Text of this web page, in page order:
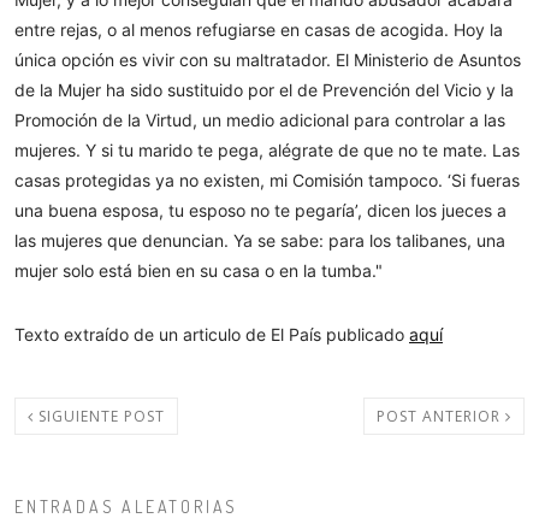
entre rejas, o al menos refugiarse en casas de acogida. Hoy la
única opción es vivir con su maltratador. El Ministerio de Asuntos
de la Mujer ha sido sustituido por el de Prevención del Vicio y la
Promoción de la Virtud, un medio adicional para controlar a las
mujeres. Y si tu marido te pega, alégrate de que no te mate. Las
casas protegidas ya no existen, mi Comisión tampoco. ‘Si fueras
una buena esposa, tu esposo no te pegaría’, dicen los jueces a
las mujeres que denuncian. Ya se sabe: para los talibanes, una
mujer solo está bien en su casa o en la tumba."
Texto extraído de un articulo de El País publicado aquí
SIGUIENTE POST POST ANTERIOR
ENTRADAS ALEATORIAS